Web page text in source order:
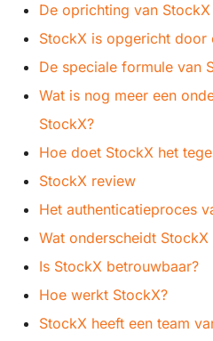
De oprichting van StockX
StockX is opgericht door
De speciale formule van
Wat is nog meer een
StockX?
Hoe doet StockX het
StockX review
Het authenticatieproces
Wat onderscheidt
Is StockX betrouwbaar?
Hoe werkt StockX?
StockX heeft een team